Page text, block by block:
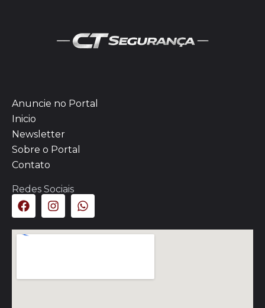
Anuncie no Portal
Inicio
Newsletter
Sobre o Portal
Contato
Redes Sociais